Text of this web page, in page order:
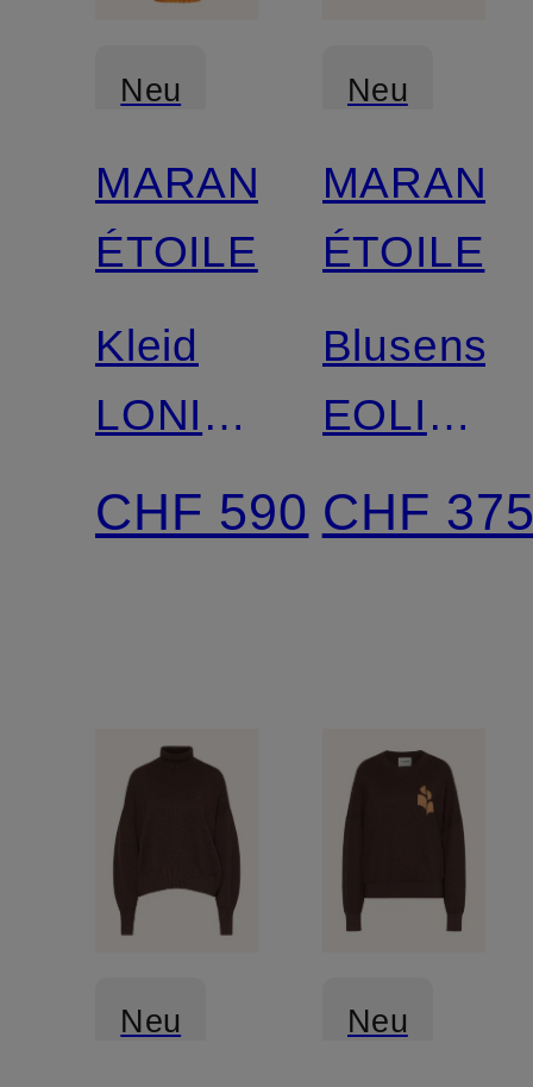
Neu
MARANT
ÉTOILE
Kleid
LONIE
mit
Rüschen
CHF 590
Neu
Zertifiziert
MARANT
ÉTOILE
EOLINE
mit
CHF
Neu Neu